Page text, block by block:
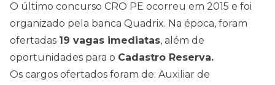
O último concurso CRO PE ocorreu em 2015 e foi
organizado pela banca Quadrix. Na época, foram
ofertadas 19 vagas imediatas, além de
oportunidades para o Cadastro Reserva.
Os cargos ofertados foram de: Auxiliar de